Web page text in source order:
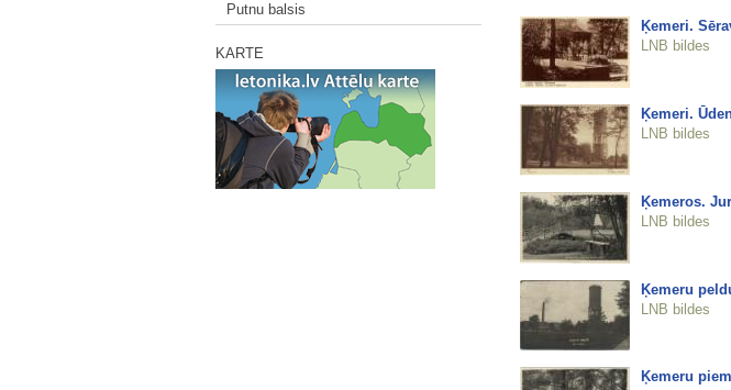
Putnu balsis
KARTE
Ķemeri.
LNB bildes
Ķemeri.
LNB bildes
Ķemeros.
LNB bildes
Ķemeru
LNB bildes
Ķemeru